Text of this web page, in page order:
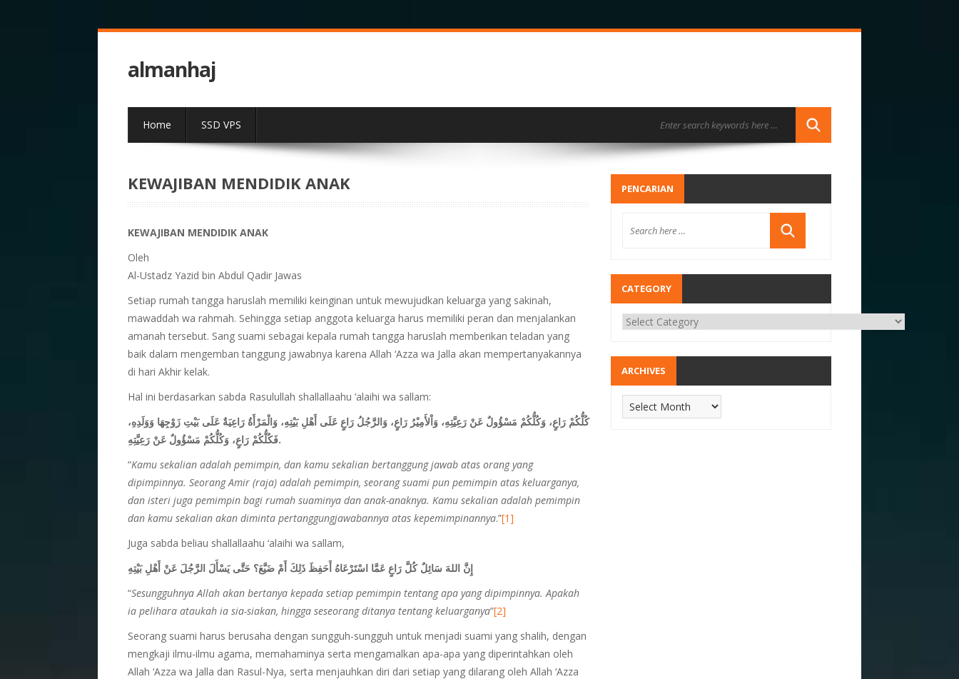
almanhaj
Home SSD VPS
KEWAJIBAN MENDIDIK ANAK
KEWAJIBAN MENDIDIK ANAK
Oleh
Al-Ustadz Yazid bin Abdul Qadir Jawas
Setiap rumah tangga haruslah memiliki keinginan untuk mewujudkan keluarga yang sakinah,
mawaddah wa rahmah. Sehingga setiap anggota keluarga harus memiliki peran dan menjalankan
amanah tersebut. Sang suami sebagai kepala rumah tangga haruslah memberikan teladan yang
baik dalam mengemban tanggung jawabnya karena Allah ‘Azza wa Jalla akan mempertanyakannya
di hari Akhir kelak.
Hal ini berdasarkan sabda Rasulullah shallallaahu ‘alaihi wa sallam:
كُلُّكُمْ رَاعٍ، وَكُلُّكُمْ مَسْؤُولٌ عَنْ رَعِيَّتِهِ، وَاْلأَمِيْرُ رَاعٍ، وَالرَّجُلُ رَاعٍ عَلَى أَهْلِ بَيْتِهِ، وَالْمَرْأَةُ رَاعِيَةٌ عَلَى بَيْتِ زَوْجِهَا وَوَلَدِهِ،
فَكُلُّكُمْ رَاعٍ، وَكُلُّكُمْ مَسْؤُولٌ عَنْ رَعِيَّتِهِ.
“Kamu sekalian adalah pemimpin, dan kamu sekalian bertanggung jawab atas orang yang
dipimpinnya. Seorang Amir (raja) adalah pemimpin, seorang suami pun pemimpin atas keluarganya,
dan isteri juga pemimpin bagi rumah suaminya dan anak-anaknya. Kamu sekalian adalah pemimpin
dan kamu sekalian akan diminta pertanggungjawabannya atas kepemimpinannya.”[1]
Juga sabda beliau shallallaahu ‘alaihi wa sallam,
إِنَّ اللهَ سَائِلٌ كُلَّ رَاعٍ عَمَّا اسْتَرْعَاهُ أَحَفِظَ ذَلِكَ أَمْ ضَيَّعَ؟ حَتَّى يَسْأَلَ الرَّجُلَ عَنْ أَهْلِ بَيْتِهِ
“Sesungguhnya Allah akan bertanya kepada setiap pemimpin tentang apa yang dipimpinnya. Apakah
ia pelihara ataukah ia sia-siakan, hingga seseorang ditanya tentang keluarganya”[2]
Seorang suami harus berusaha dengan sungguh-sungguh untuk menjadi suami yang shalih, dengan
mengkaji ilmu-ilmu agama, memahaminya serta mengamalkan apa-apa yang diperintahkan oleh
Allah ‘Azza wa Jalla dan Rasul-Nya, serta menjauhkan diri dari setiap yang dilarang oleh Allah ‘Azza
PENCARIAN
CATEGORY
ARCHIVES